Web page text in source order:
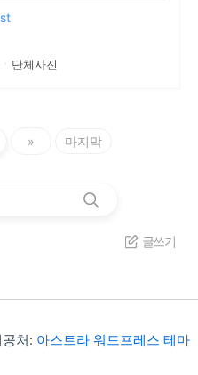
ㆍ 단체사진
» 마지막
글쓰기
처: 아스트라 워드프레스 테마